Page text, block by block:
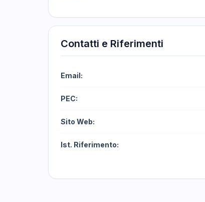
Contatti e Riferimenti
Email:
PEC:
Sito Web:
Ist. Riferimento: